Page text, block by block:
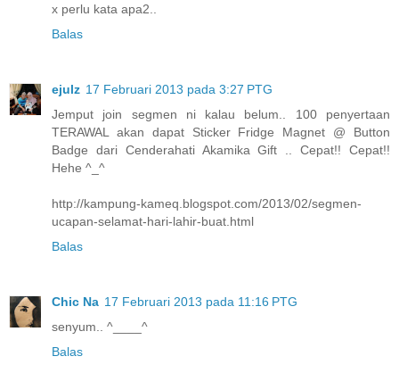
x perlu kata apa2..
Balas
ejulz 17 Februari 2013 pada 3:27 PTG
Jemput join segmen ni kalau belum.. 100 penyertaan
TERAWAL akan dapat Sticker Fridge Magnet @ Button
Badge dari Cenderahati Akamika Gift .. Cepat!! Cepat!!
Hehe ^_^
http://kampung-kameq.blogspot.com/2013/02/segmen-
ucapan-selamat-hari-lahir-buat.html
Balas
Chic Na 17 Februari 2013 pada 11:16 PTG
senyum.. ^____^
Balas